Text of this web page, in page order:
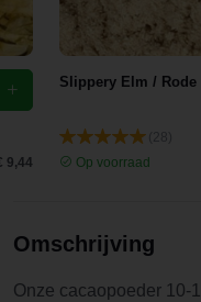
9,44
Slippery Elm / Rode
Op voorraad
Omschrijving
Onze cacaopoeder 10-